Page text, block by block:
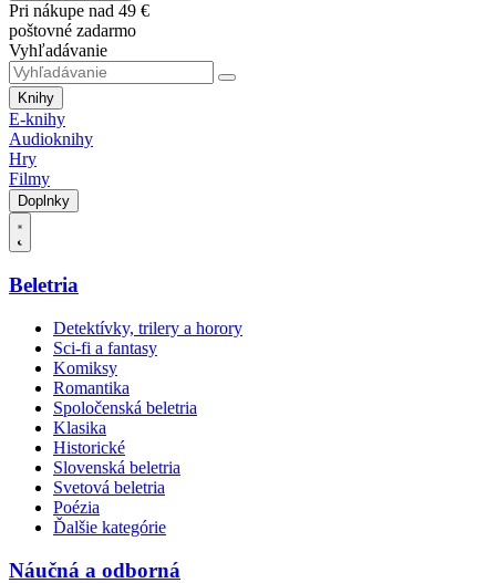
Pri nákupe nad 49 €
poštovné zadarmo
Vyhľadávanie
Knihy
E-knihy
Audioknihy
Hry
Filmy
Doplnky
Beletria
Detektívky, trilery a horory
Sci-fi a fantasy
Komiksy
Romantika
Spoločenská beletria
Klasika
Historické
Slovenská beletria
Svetová beletria
Poézia
Ďalšie kategórie
Náučná a odborná